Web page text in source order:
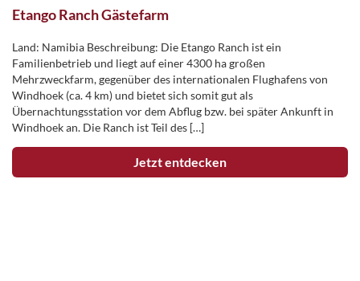
Etango Ranch Gästefarm
Land: Namibia Beschreibung: Die Etango Ranch ist ein
Familienbetrieb und liegt auf einer 4300 ha großen
Mehrzweckfarm, gegenüber des internationalen Flughafens von
Windhoek (ca. 4 km) und bietet sich somit gut als
Übernachtungsstation vor dem Abflug bzw. bei später Ankunft in
Windhoek an. Die Ranch ist Teil des […]
Jetzt entdecken